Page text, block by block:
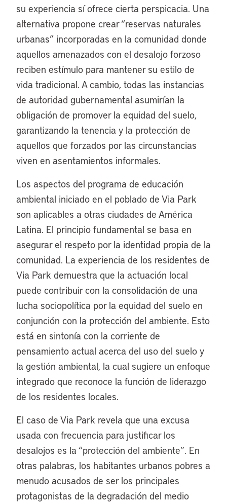
su experiencia sí ofrece cierta perspicacia. Una
alternativa propone crear “reservas naturales
urbanas” incorporadas en la comunidad donde
aquellos amenazados con el desalojo forzoso
reciben estímulo para mantener su estilo de
vida tradicional. A cambio, todas las instancias
de autoridad gubernamental asumirían la
obligación de promover la equidad del suelo,
garantizando la tenencia y la protección de
aquellos que forzados por las circunstancias
viven en asentamientos informales.
Los aspectos del programa de educación
ambiental iniciado en el poblado de Via Park
son aplicables a otras ciudades de América
Latina. El principio fundamental se basa en
asegurar el respeto por la identidad propia de la
comunidad. La experiencia de los residentes de
Via Park demuestra que la actuación local
puede contribuir con la consolidación de una
lucha sociopolítica por la equidad del suelo en
conjunción con la protección del ambiente. Esto
está en sintonía con la corriente de
pensamiento actual acerca del uso del suelo y
la gestión ambiental, la cual sugiere un enfoque
integrado que reconoce la función de liderazgo
de los residentes locales.
El caso de Via Park revela que una excusa
usada con frecuencia para justificar los
desalojos es la “protección del ambiente”. En
otras palabras, los habitantes urbanos pobres a
menudo acusados de ser los principales
protagonistas de la degradación del medio